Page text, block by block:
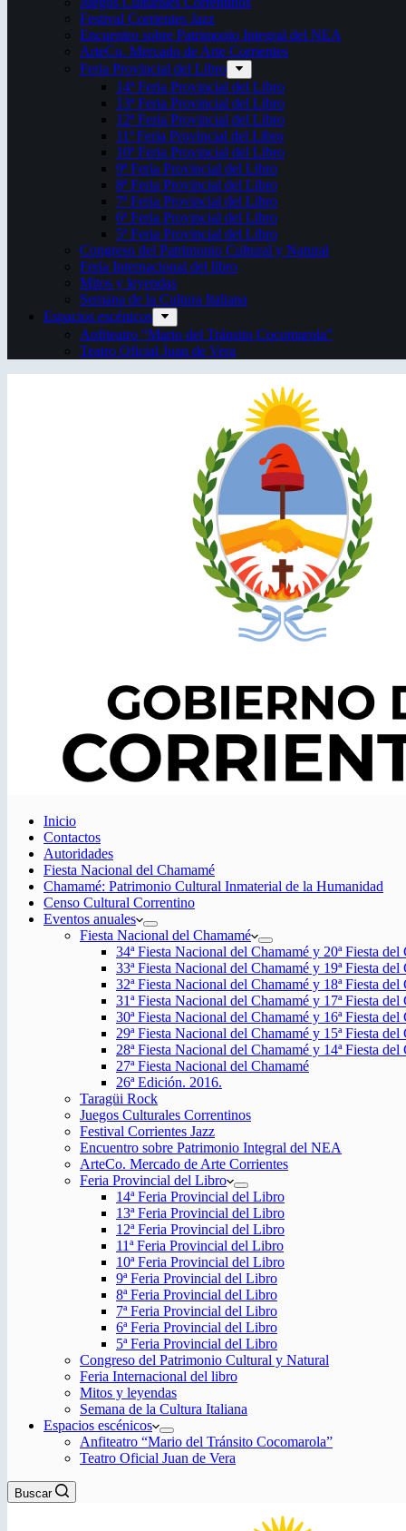
Festival Corrientes Jazz
Encuentro sobre Patrimonio Integral del NEA
ArteCo. Mercado de Arte Corrientes
Feria Provincial del Libro
14ª Feria Provincial del Libro
13ª Feria Provincial del Libro
12ª Feria Provincial del Libro
11ª Feria Provincial del Libro
10ª Feria Provincial del Libro
9ª Feria Provincial del Libro
8ª Feria Provincial del Libro
7ª Feria Provincial del Libro
6ª Feria Provincial del Libro
5ª Feria Provincial del Libro
Congreso del Patrimonio Cultural y Natural
Feria Internacional del libro
Mitos y leyendas
Semana de la Cultura Italiana
Espacios escénicos
Anfiteatro “Mario del Tránsito Cocomarola”
Teatro Oficial Juan de Vera
Inicio
Contactos
Autoridades
Fiesta Nacional del Chamamé
Chamamé: Patrimonio Cultural Inmaterial de la Humanidad
Censo Cultural Correntino
Eventos anuales
Fiesta Nacional del Chamamé
34ª Fiesta Nacional del Chamamé y 20ª Fiesta
33ª Fiesta Nacional del Chamamé y 19ª Fiesta
32ª Fiesta Nacional del Chamamé y 18ª Fiesta
31ª Fiesta Nacional del Chamamé y 17ª Fiesta
30ª Fiesta Nacional del Chamamé y 16ª Fiesta
29ª Fiesta Nacional del Chamamé y 15ª Fiesta
28ª Fiesta Nacional del Chamamé y 14ª Fiesta
27ª Fiesta Nacional del Chamamé
26ª Edición. 2016.
Taragüi Rock
Juegos Culturales Correntinos
Festival Corrientes Jazz
Encuentro sobre Patrimonio Integral del NEA
ArteCo. Mercado de Arte Corrientes
Feria Provincial del Libro
14ª Feria Provincial del Libro
13ª Feria Provincial del Libro
12ª Feria Provincial del Libro
11ª Feria Provincial del Libro
10ª Feria Provincial del Libro
9ª Feria Provincial del Libro
8ª Feria Provincial del Libro
7ª Feria Provincial del Libro
6ª Feria Provincial del Libro
5ª Feria Provincial del Libro
Congreso del Patrimonio Cultural y Natural
Feria Internacional del libro
Mitos y leyendas
Semana de la Cultura Italiana
Espacios escénicos
Anfiteatro “Mario del Tránsito Cocomarola”
Teatro Oficial Juan de Vera
Buscar